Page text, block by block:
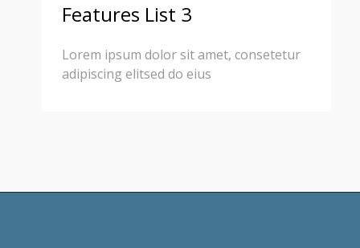
Features List 3
Lorem ipsum dolor sit amet, consetetur
adipiscing elitsed do eius